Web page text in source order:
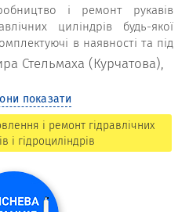
і ремонт рукавів
циліндрів будь-якої
в наявності та під
гідравлічні ущільнення
Стельмаха (Курчатова),
показати
і ремонт гідравлічних
і гідроциліндрів